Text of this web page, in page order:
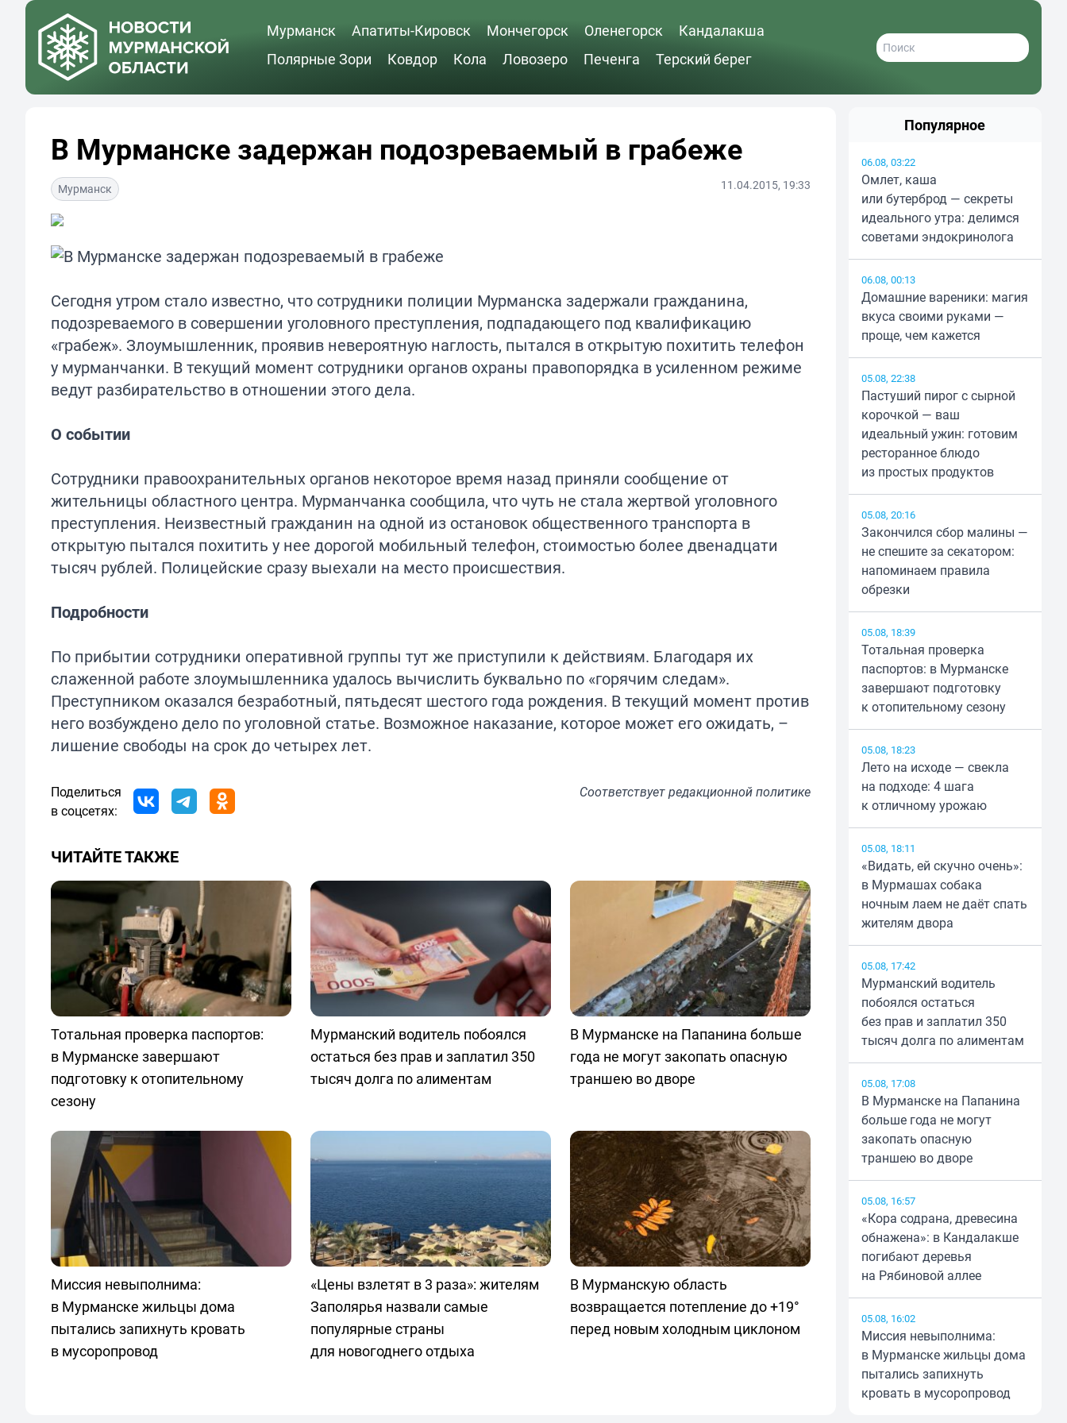
Мурманск Апатиты-Кировск Мончегорск Оленегорск
Кандалакша
Полярные Зори
Ковдор Кола Ловозеро Печенга Терский берег
В Мурманске задержан подозреваемый в грабеже
Мурманск 11.04.2015, 19:33
Сегодня утром стало известно, что сотрудники полиции Мурманска задержали гражданина,
подозреваемого в совершении уголовного преступления, подпадающего под квалификацию
«грабеж». Злоумышленник, проявив невероятную наглость, пытался в открытую похитить телефон
у мурманчанки. В текущий момент сотрудники органов охраны правопорядка в усиленном режиме
ведут разбирательство в отношении этого дела.
О событии
Сотрудники правоохранительных органов некоторое время назад приняли сообщение от
жительницы областного центра. Мурманчанка сообщила, что чуть не стала жертвой уголовного
преступления. Неизвестный гражданин на одной из остановок общественного транспорта в
открытую пытался похитить у нее дорогой мобильный телефон, стоимостью более двенадцати
тысяч рублей. Полицейские сразу выехали на место происшествия.
Подробности
По прибытии сотрудники оперативной группы тут же приступили к действиям. Благодаря их
слаженной работе злоумышленника удалось вычислить буквально по «горячим следам».
Преступником оказался безработный, пятьдесят шестого года рождения. В текущий момент против
него возбуждено дело по уголовной статье. Возможное наказание, которое может его ожидать, –
лишение свободы на срок до четырех лет.
Поделиться
в соцсетях:
Соответствуетредакционной политике
ЧИТАЙТЕ ТАКЖЕ
Тотальная проверка паспортов:
в Мурманске завершают
подготовку к отопительному
сезону
Мурманский водитель побоялся
остаться без прав и заплатил 350
тысяч долга по алиментам
В Мурманске на Папанина больше
года не могут закопать опасную
траншею во дворе
Миссия невыполнима:
в Мурманске жильцы дома
пытались запихнуть кровать
в мусоропровод
«Цены взлетят в 3 раза»: жителям
Заполярья назвали самые
популярные страны
для новогоднего отдыха
В Мурманскую область
возвращается потепление до +19°
перед новым холодным циклоном
Популярное
06.08, 03:22
Омлет, каша
или бутерброд — секреты
идеального утра: делимся
советами эндокринолога
06.08, 00:13
Домашние вареники: магия
вкуса своими руками —
проще, чем кажется
05.08, 22:38
Пастуший пирог с сырной
корочкой — ваш
идеальный ужин: готовим
ресторанное блюдо
из простых продуктов
05.08, 20:16
Закончился сбор малины —
не спешите за секатором:
напоминаем правила
обрезки
05.08, 18:39
Тотальная проверка
паспортов: в Мурманске
завершают подготовку
к отопительному сезону
05.08, 18:23
Лето на исходе — свекла
на подходе: 4 шага
к отличному урожаю
05.08, 18:11
«Видать, ей скучно очень»:
в Мурмашах собака
ночным лаем не даёт спать
жителям двора
05.08, 17:42
Мурманский водитель
побоялся остаться
без прав и заплатил 350
тысяч долга по алиментам
05.08, 17:08
В Мурманске на Папанина
больше года не могут
закопать опасную
траншею во дворе
05.08, 16:57
«Кора содрана, древесина
обнажена»: в Кандалакше
погибают деревья
на Рябиновой аллее
05.08, 16:02
Миссия невыполнима:
в Мурманске жильцы дома
пытались запихнуть
кровать в мусоропровод